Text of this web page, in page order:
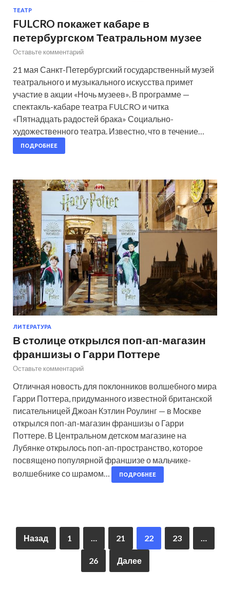
ТЕАТР
FULCRO покажет кабаре в
петербургском Театральном музее
Оставьте комментарий
21 мая Санкт-Петербургский государственный музей
театрального и музыкального искусства примет
участие в акции «Ночь музеев». В программе —
спектакль-кабаре театра FULCRO и читка
«Пятнадцать радостей брака» Социально-
художественного театра. Известно, что в течение…
ПОДРОБНЕЕ
ЛИТЕРАТУРА
В столице открылся поп-ап-магазин
франшизы о Гарри Поттере
Оставьте комментарий
Отличная новость для поклонников волшебного мира
Гарри Поттера, придуманного известной британской
писательницей Джоан Кэтлин Роулинг — в Москве
открылся поп-ап-магазин франшизы о Гарри
Поттере. В Центральном детском магазине на
Лубянке открылось поп-ап-пространство, которое
посвящено популярной франшизе о мальчике-
волшебнике со шрамом…
ПОДРОБНЕЕ
Назад 1 21 22 23
26 Далее